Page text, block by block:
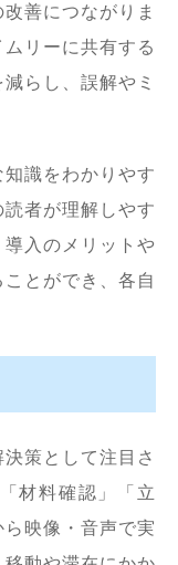
善につながりま
リーに共有する
らし、誤解やミ
識をわかりやす
者が理解しやす
入のメリットや
とができ、各自
策として注目さ
材料確認」「立
映像・音声で実